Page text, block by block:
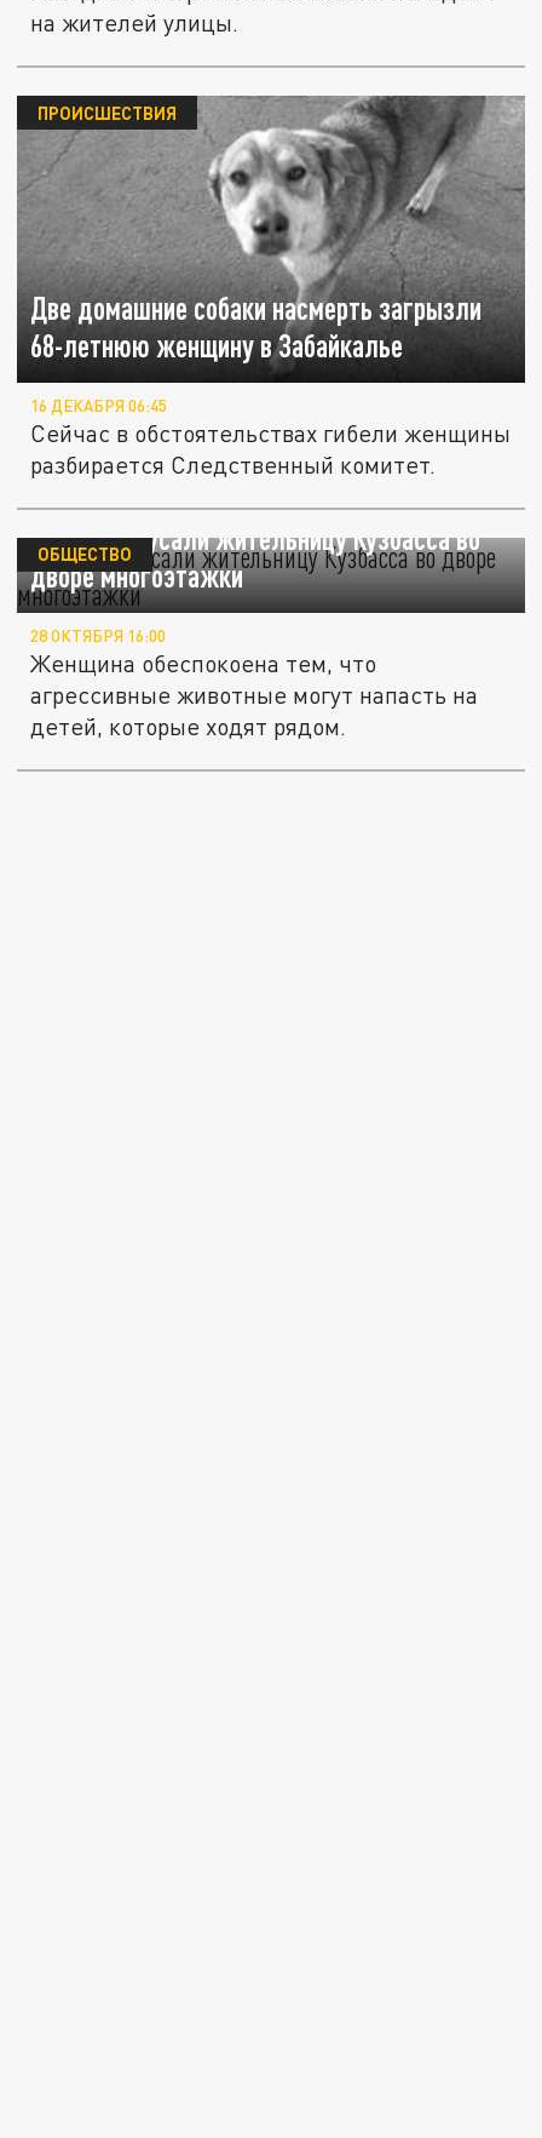
на жителей улицы.
Две домашние собаки насмерть загрызли
68-летнюю женщину в Забайкалье
ПРОИСШЕСТВИЯ
16 ДЕКАБРЯ 06:45
Сейчас в обстоятельствах гибели женщины
разбирается Следственный комитет.
Собаки искусали жительницу Кузбасса во
дворе многоэтажки
ОБЩЕСТВО
28 ОКТЯБРЯ 16:00
Женщина обеспокоена тем, что
агрессивные животные могут напасть на
детей, которые ходят рядом.